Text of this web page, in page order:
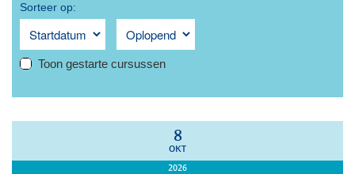
Sorteer op:
Toon gestarte cursussen
8
OKT
2026